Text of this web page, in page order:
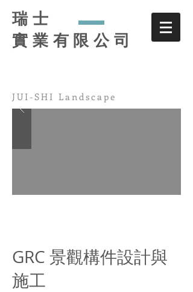
瑞士
實業有限公司
JUI-SHI Landscape
GRC 景觀構件設計與
施工